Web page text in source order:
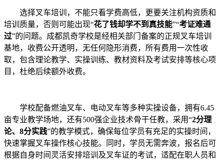
选择叉车培训，不能只看学费高低，更要关注机构资质和
培训质量，否则可能出现“花了钱却学不到真技能”“考证难通
过”的问题。成都凯奇学校是经相关部门备案的正规叉车培训
基地，收费公开透明，无任何隐形消费，所有费用一次性收
取，包含理论教学、实操训练、教材资料及考试安排等核心项
目，杜绝后续额外收费。
学校配备燃油叉车、电动叉车等多种实操设备，拥有6.45
亩专业教学场地，还有500强企业技术骨干任教，采用“2分理
论、8分实践”的教学模式，确保每位学员有充足的实操时间，
快速掌握叉车操作核心技能。同时，学员无需奔波，报名后可
根据自身时间灵活安排培训及叉车证的考试，适配在职人员和